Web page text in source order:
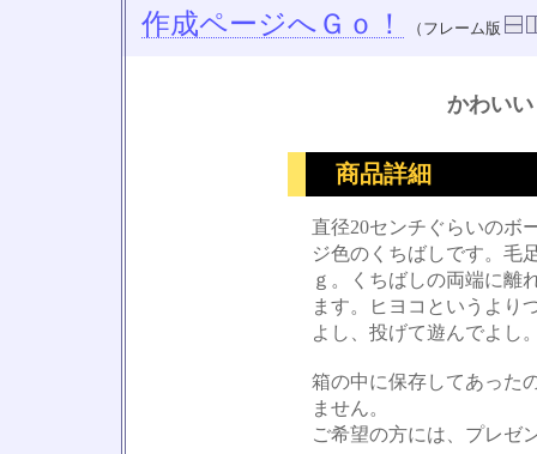
作成ページへＧｏ！ （フレーム版
かわい
商品詳細
直径20センチぐらいのボ
ジ色のくちばしです。毛
ｇ。くちばしの両端に離
ます。ヒヨコというより
よし、投げて遊んでよし
箱の中に保存してあった
ません。
ご希望の方には、プレゼ